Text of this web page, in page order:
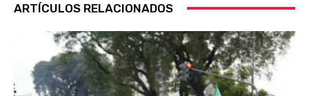
ARTÍCULOS RELACIONADOS